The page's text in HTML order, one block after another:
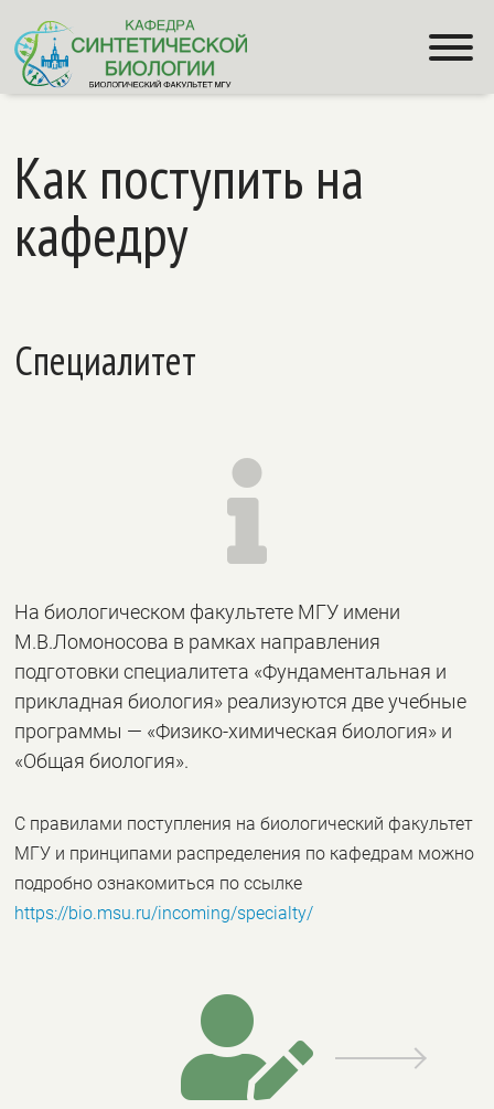
Как поступить на
кафедру
Специалитет

На биологическом факультете МГУ имени
М.В.Ломоносова в рамках направления
подготовки специалитета «Фундаментальная и
прикладная биология» реализуются две учебные
программы — «Физико-химическая биология» и
«Общая биология».
С правилами поступления на биологический факультет
МГУ и принципами распределения по кафедрам можно
подробно ознакомиться по ссылке
https://bio.msu.ru/incoming/specialty/
